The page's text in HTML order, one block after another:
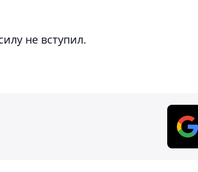
не вступил.